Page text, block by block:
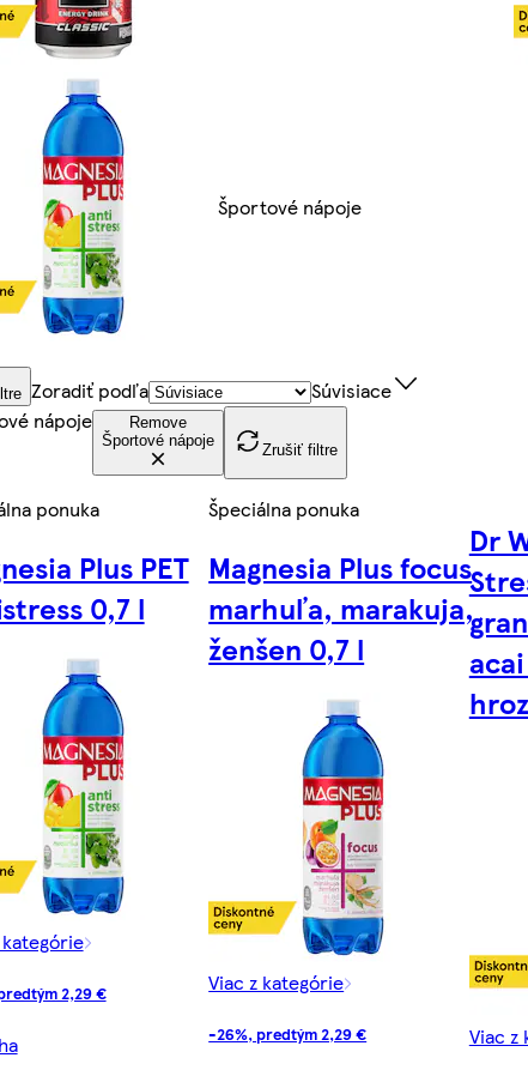
Športové nápoje
Zoradiť podľa Súvisiace
nápoje
Remove
Športové nápoje
Zrušiť filtre
ponuka
Plus PET
0,7 l
2,29 €
Špeciálna ponuka
Magnesia Plus focus
marhuľa, marakuja,
ženšen 0,7 l
Viac z kategórie
-26%, predtým 2,29 €
Dr
Viac z